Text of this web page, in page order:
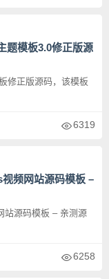
题模板3.0修正版源
修正版源码，该模板
6319
频网站源码模板 –
站源码模板 – 亲测源
6258